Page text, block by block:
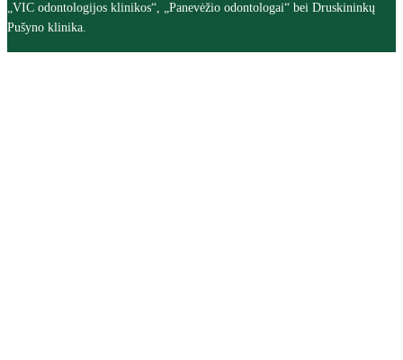
„VIC odontologijos klinikos“, „Panevėžio odontologai“ bei Druskininkų
Pušyno klinika.